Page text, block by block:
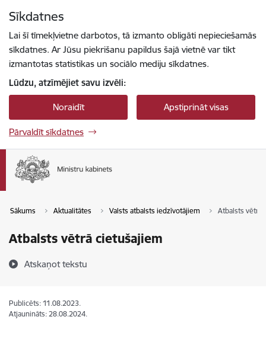
Sīkdatnes
Lai šī tīmekļvietne darbotos, tā izmanto obligāti nepieciešamās
sīkdatnes. Ar Jūsu piekrišanu papildus šajā vietnē var tikt
izmantotas statistikas un sociālo mediju sīkdatnes.
Lūdzu, atzīmējiet savu izvēli:
Noraidīt Apstiprināt visas
Pārvaldīt sīkdatnes
Sākums Aktualitātes Valsts atbalsts iedzīvotājiem Atbalsts vētrā
Atbalsts vētrā cietušajiem
Atskaņot tekstu
Publicēts: 11.08.2023.
Atjaunināts: 28.08.2024.